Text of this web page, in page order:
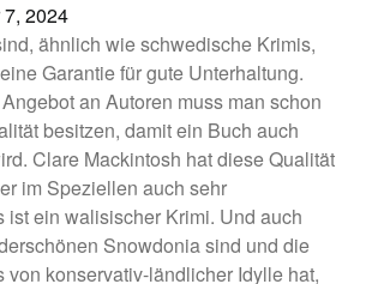
2024
ähnlich wie schwedische Krimis,
Garantie für gute Unterhaltung.
an Autoren muss man schon
besitzen, damit ein Buch auch
Clare Mackintosh hat diese Qualität
im Speziellen auch sehr
ist ein walisischer Krimi. Und auch
Snowdonia sind und die
von konservativ-ländlicher Idylle hat,